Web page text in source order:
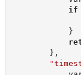
if
}
} ,
"